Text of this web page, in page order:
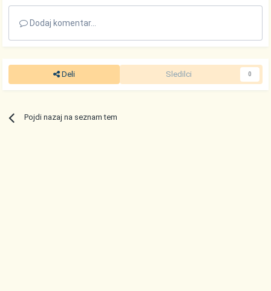
Dodaj komentar...
Deli Sledilci 0
Pojdi nazaj na seznam tem